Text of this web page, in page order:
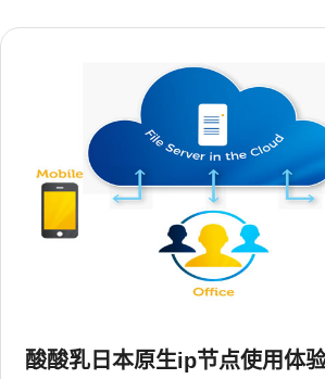
酸酸乳日本原生ip节点使用体